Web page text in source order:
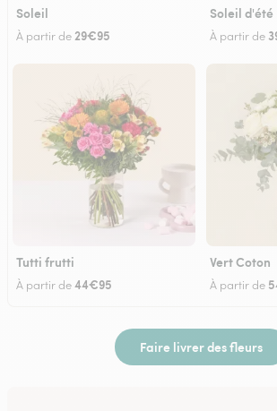
Soleil
À partir de 29€95
Soleil d'été
À partir de
Tutti frutti
À partir de44€95
Vert Coton
À partir de
Faire livrer des fleurs